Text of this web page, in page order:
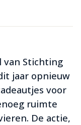
van Stichting
jaar opnieuw
voor
ruimte
De actie,